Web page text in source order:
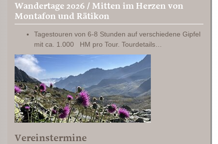
Wandertage 2026 / Mitten im Herzen von
Montafon und Rätikon
Tagestouren von 6-8 Stunden auf verschiedene Gipfel
mit ca. 1.000 HM pro Tour. Tourdetails…
Vereinstermine